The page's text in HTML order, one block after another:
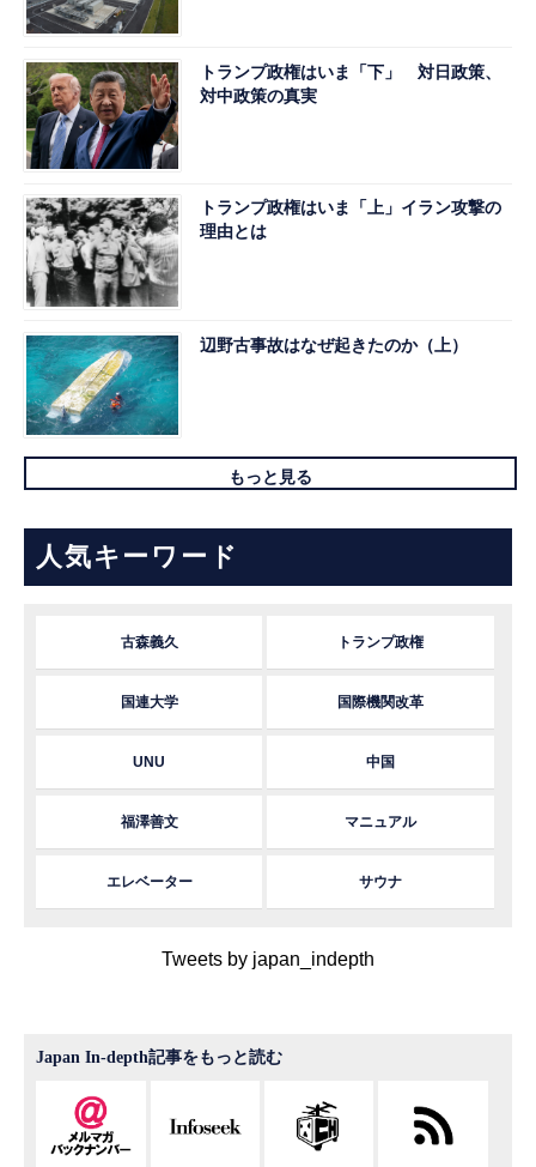
トランプ政権はいま「下」 対日政策、
対中政策の真実
トランプ政権はいま「上」イラン攻撃の
理由とは
辺野古事故はなぜ起きたのか（上）
もっと見る
人気キーワード
古森義久 トランプ政権
国連大学 国際機関改革
UNU 中国
福澤善文 マニュアル
エレベーター サウナ
Tweets by japan_indepth
Japan In-depth記事をもっと読む